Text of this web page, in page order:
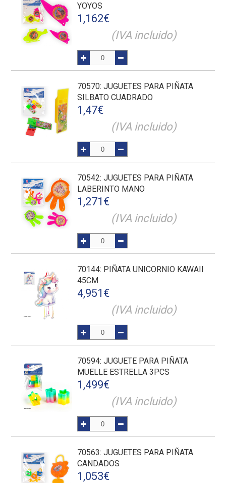
YOYOS
1,162€
(IVA incluido)
70570: JUGUETES PARA PIÑATA
SILBATO CUADRADO
1,47€
(IVA incluido)
70542: JUGUETES PARA PIÑATA
LABERINTO MANO
1,271 €
(IVA incluido)
70144: PIÑATA UNICORNIO KAWAII
45CM
4,951 €
(IVA incluido)
70594: JUGUETE PARA PIÑATA
MUELLE ESTRELLA 3PCS
1,499€
(IVA incluido)
70563: JUGUETES PARA PIÑATA
CANDADOS
1,053€